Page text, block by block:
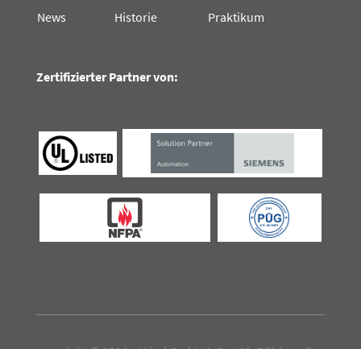
News
Historie Praktikum
Zertifizierter Partner von: